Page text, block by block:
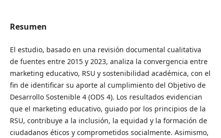
Resumen
El estudio, basado en una revisión documental cualitativa
de fuentes entre 2015 y 2023, analiza la convergencia entre
marketing educativo, RSU y sostenibilidad académica, con el
fin de identificar su aporte al cumplimiento del Objetivo de
Desarrollo Sostenible 4 (ODS 4). Los resultados evidencian
que el marketing educativo, guiado por los principios de la
RSU, contribuye a la inclusión, la equidad y la formación de
ciudadanos éticos y comprometidos socialmente. Asimismo,